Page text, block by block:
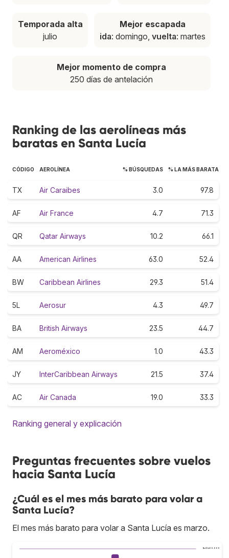
Temporada alta
julio
Mejor escapada
ida: domingo, vuelta: martes
Mejor momento de compra
250 días de antelación
Ranking de las aerolíneas más
baratas en Santa Lucía
CÓDIGO AEROLÍNEA % BÚSQUEDAS % LA MÁS BARATA
TX Air Caraibes 3.0 97.8
AF Air France 4.7 71.3
QR Qatar Airways 10.2 66.1
AA American Airlines 63.0 52.4
BW Caribbean Airlines 29.3 51.4
5L Aerosur 4.3 49.7
BA British Airways 23.5 44.7
AM Aeroméxico 1.0 43.3
JY InterCaribbean Airways 21.5 37.4
AC Air Canada 19.0 33.3
Ranking general y explicación
Preguntas frecuentes sobre vuelos
hacia Santa Lucía
¿Cuál es el mes más barato para volar a
Santa Lucía?
El mes más barato para volar a Santa Lucía es marzo.
Bs.S1.400.000